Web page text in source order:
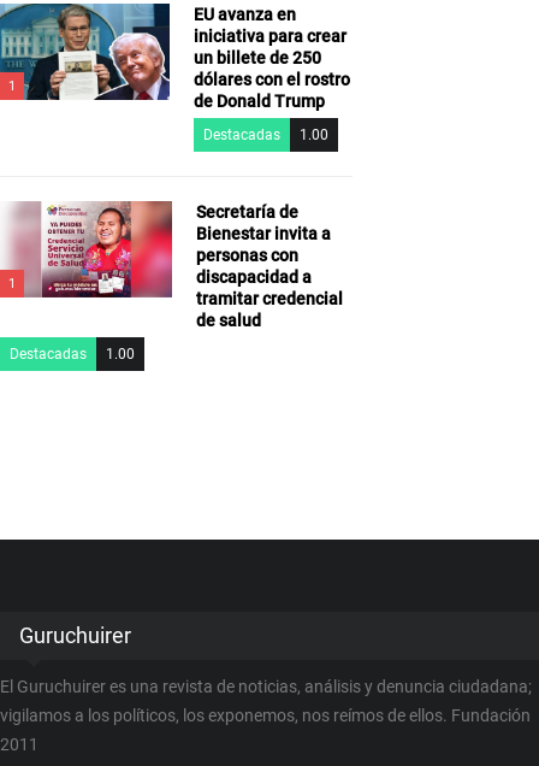
1
EU avanza en
iniciativa para crear
un billete de 250
dólares con el rostro
de Donald Trump
Destacadas 1.00
1
Secretaría de
Bienestar invita a
personas con
discapacidad a
tramitar credencial
de salud
Destacadas 1.00
Guruchuirer
El Guruchuirer es una revista de noticias, análisis y denuncia ciudadana;
vigilamos a los políticos, los exponemos, nos reímos de ellos. Fundación
2011